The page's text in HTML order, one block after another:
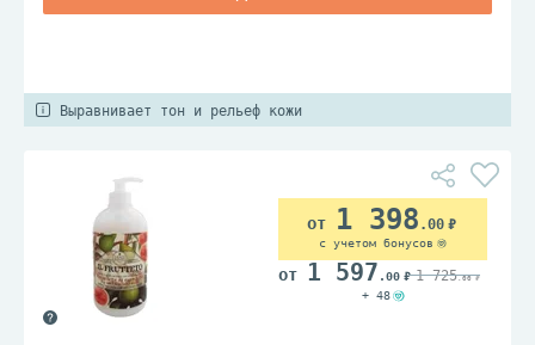
Выравнивает тон и рельеф кожи
1 398 .00
с учетом бонусов
1 597 .00 1 725.00
+ 48